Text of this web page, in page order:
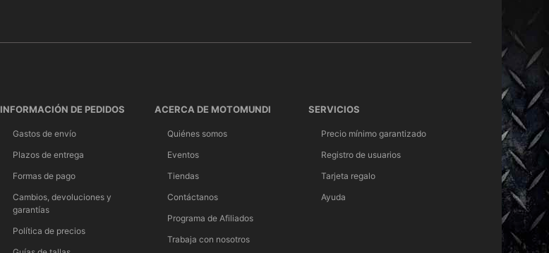
INFORMACIÓN DE PEDIDOS
Gastos de envío
Plazos de entrega
Formas de pago
Cambios, devoluciones y
garantías
Política de precios
ACERCA DE MOTOMUNDI
Quiénes somos
Eventos
Tiendas
Contáctanos
Programa de Afiliados
Trabaja con nosotros
SERVICIOS
Precio mínimo garantizado
Registro de usuarios
Tarjeta regalo
Ayuda